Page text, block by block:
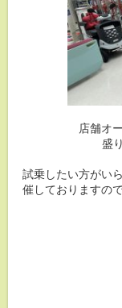
店舗オ
盛
試乗したい方がい
催しておりますの